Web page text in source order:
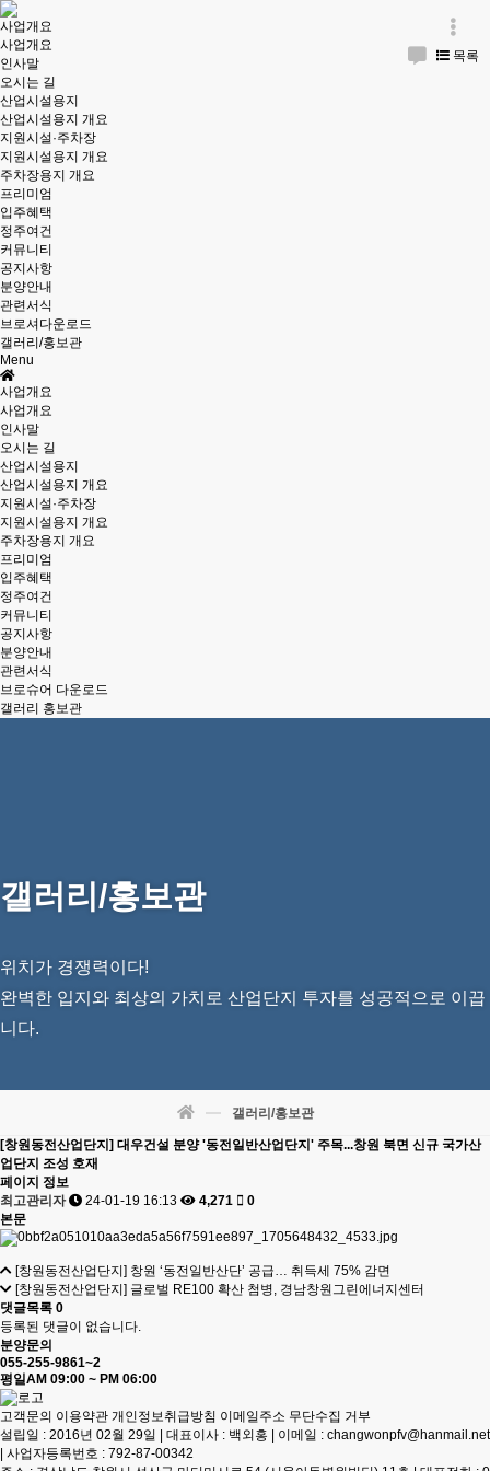
사업개요
사업개요
인사말
오시는 길
산업시설용지
산업시설용지 개요
지원시설·주차장
지원시설용지 개요
주차장용지 개요
프리미엄
입주혜택
정주여건
커뮤니티
공지사항
분양안내
관련서식
브로셔다운로드
갤러리/홍보관
Menu
사업개요
사업개요
인사말
오시는 길
산업시설용지
산업시설용지 개요
지원시설·주차장
지원시설용지 개요
주차장용지 개요
프리미엄
입주혜택
정주여건
커뮤니티
공지사항
분양안내
관련서식
브로슈어 다운로드
갤러리 홍보관
갤러리/홍보관
위치가 경쟁력이다!
완벽한 입지와 최상의 가치로 산업단지 투자를 성공적으로 이끕
니다.
갤러리/홍보관
목록
[창원동전산업단지] 대우건설 분양 '동전일반산업단지' 주목...창원 북면 신규 국가산
업단지 조성 호재
페이지 정보
최고관리자
24-01-19 16:13 4,271
0
본문
[창원동전산업단지] 창원 ‘동전일반산단’ 공급… 취득세 75% 감면
[창원동전산업단지] 글로벌 RE100 확산 첨병, 경남창원그린에너지센터
댓글목록 0
등록된 댓글이 없습니다.
분양문의
055-255-9861~2
평일AM 09:00 ~ PM 06:00
고객문의 이용약관 개인정보취급방침 이메일주소 무단수집 거부
설립일 : 2016년 02월 29일 | 대표이사 : 백외홍 | 이메일 : changwonpfv@hanmail.net
| 사업자등록번호 : 792-87-00342